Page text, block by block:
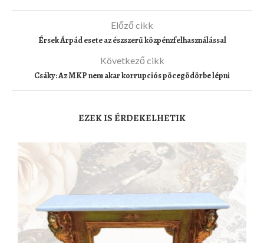
Előző cikk
Érsek Árpád esete az észszerű közpénzfelhasználással
Következő cikk
Csáky: Az MKP nem akar korrupciós pöcegödörbe lépni
EZEK IS ÉRDEKELHETIK